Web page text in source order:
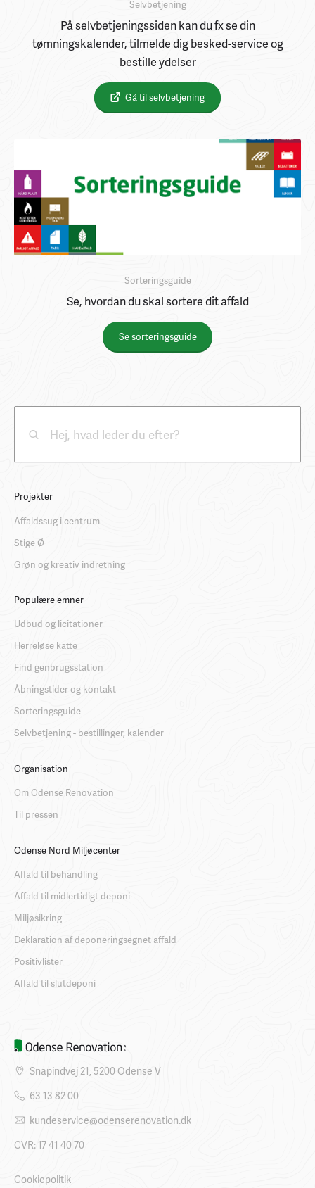
Selvbetjening
På selvbetjeningssiden kan du fx se din
tømningskalender, tilmelde dig besked-service og
bestille ydelser
Gå til selvbetjening
Sorteringsguide
Se, hvordan du skal sortere dit affald
Se sorteringsguide
Projekter
Affaldssug i centrum
Stige Ø
Grøn og kreativ indretning
Populære emner
Udbud og licitationer
Herreløse katte
Find genbrugsstation
Åbningstider og kontakt
Sorteringsguide
Selvbetjening - bestillinger, kalender
Organisation
Om Odense Renovation
Til pressen
Odense Nord Miljøcenter
Affald til behandling
Affald til midlertidigt deponi
Miljøsikring
Deklaration af deponeringsegnet affald
Positivlister
Affald til slutdeponi
Snapindvej 21, 5200 Odense V
63 13 82 00
kundeservice@odenserenovation.dk
CVR: 17 41 40 70
Cookiepolitik